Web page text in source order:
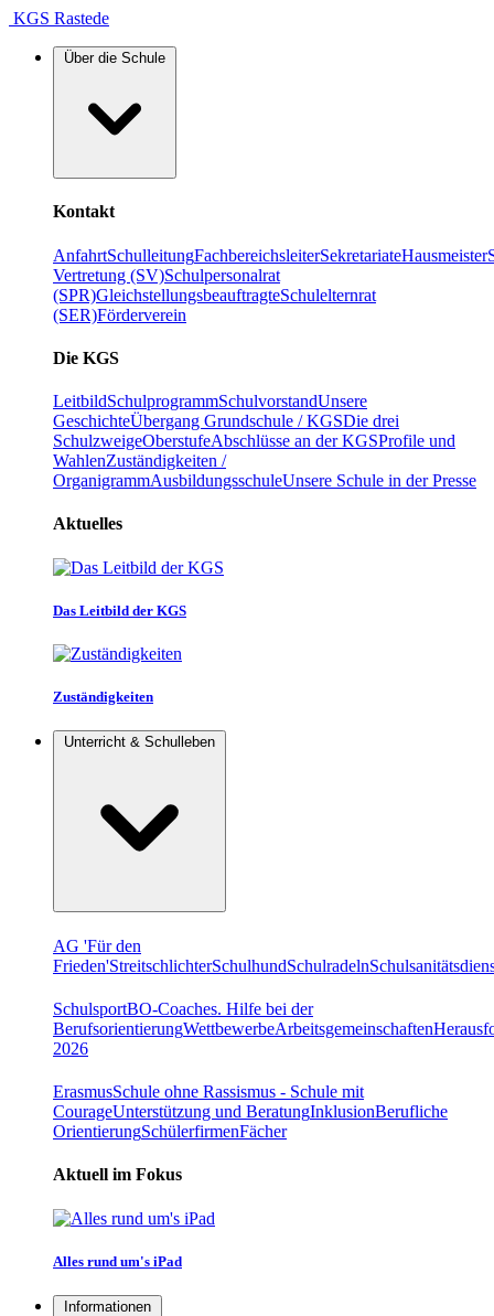
KGS Rastede
Über die Schule
Kontakt
AnfahrtSchulleitungFachbereichsleiterSekretariateHausmeister
Vertretung (SV)Schulpersonalrat
(SPR)GleichstellungsbeauftragteSchulelternrat
(SER)Förderverein
Die KGS
LeitbildSchulprogrammSchulvorstandUnsere
GeschichteÜbergang Grundschule / KGSDie drei
SchulzweigeOberstufeAbschlüsse an der KGSProfile und
WahlenZuständigkeiten /
OrganigrammAusbildungsschuleUnsere Schule in der Presse
Aktuelles
Das Leitbild der KGS
Zuständigkeiten
Unterricht & Schulleben
AG 'Für den
Frieden'StreitschlichterSchulhundSchulradeln
SchulsportBO-Coaches. Hilfe bei der
BerufsorientierungWettbewerbeArbeitsgemeinschaften
2026
ErasmusSchule ohne Rassismus - Schule mit
CourageUnterstützung und BeratungInklusionBerufliche
OrientierungSchülerfirmenFächer
Aktuell im Fokus
Alles rund um's iPad
Informationen